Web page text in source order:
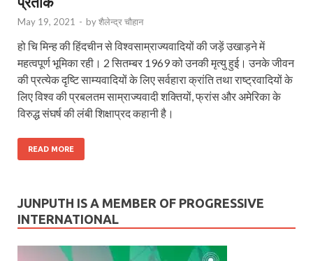
May 19, 2021 - byशैलेन्द्र चौहान
हो चि मिन्ह की हिंदचीन से विश्वसाम्राज्यवादियों की जड़ें उखाड़ने में
महत्वपूर्ण भूमिका रही। 2 सितम्बर 1969 को उनकी मृत्यु हुई। उनके जीवन
की प्रत्येक दृष्टि साम्यवादियों के लिए सर्वहारा क्रांति तथा राष्ट्रवादियों के
लिए विश्व की प्रबलतम साम्राज्यवादी शक्तियों, फ्रांस और अमेरिका के
विरुद्ध संघर्ष की लंबी शिक्षाप्रद कहानी है।
READ MORE
JUNPUTH IS A MEMBER OF PROGRESSIVE
INTERNATIONAL